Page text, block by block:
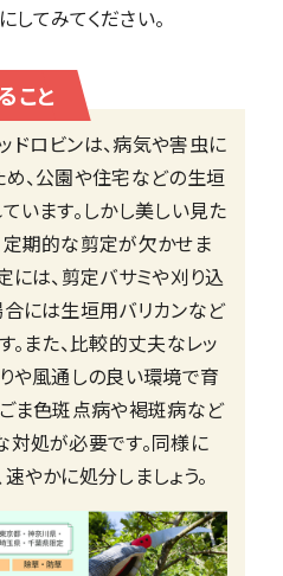
てみてください。
こと
ロビンは、病気や害虫に
、公園や住宅などの生垣
います。しかし美しい見た
定期的な剪定が欠かせま
には、剪定バサミや刈り込
には生垣用バリカンなど
。また、比較的丈夫なレッ
や風通しの良い環境で育
ま色斑点病や褐斑病など
対処が必要です。同様に
やかに処分しましょう。